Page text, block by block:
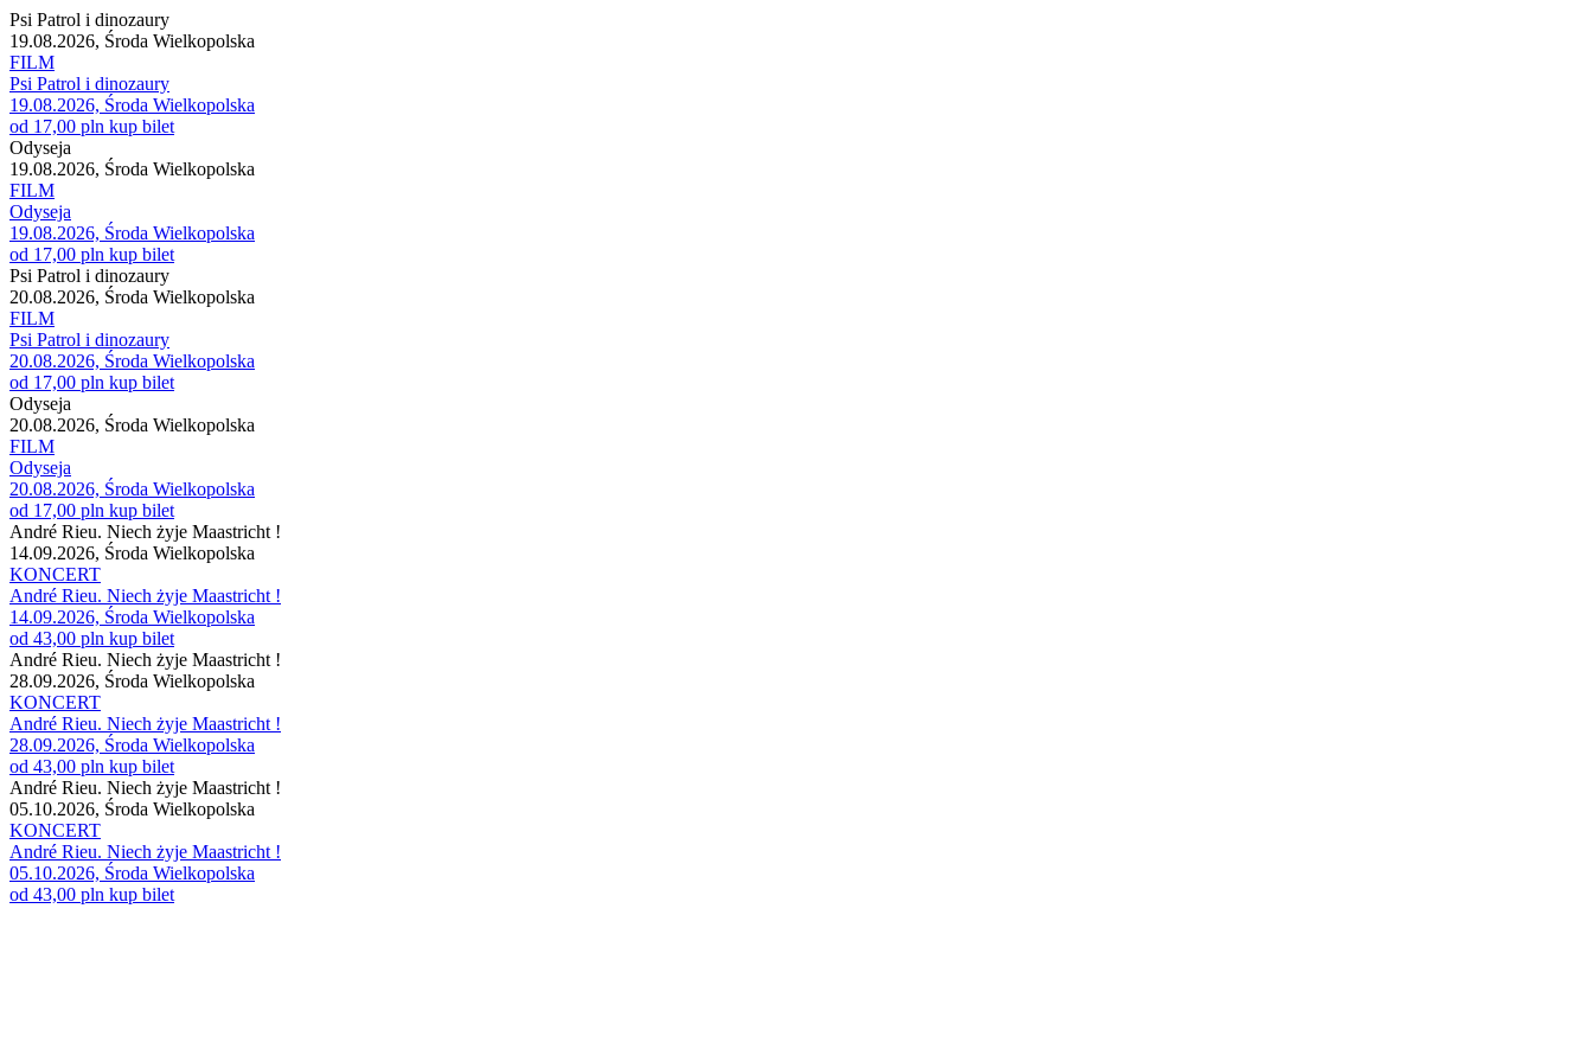
Psi Patrol i dinozaury
19.08.2026, Środa Wielkopolska
FILM
Psi Patrol i dinozaury
19.08.2026, Środa Wielkopolska
od 17,00 pln kup bilet
Odyseja
19.08.2026, Środa Wielkopolska
FILM
Odyseja
19.08.2026, Środa Wielkopolska
od 17,00 pln kup bilet
Psi Patrol i dinozaury
20.08.2026, Środa Wielkopolska
FILM
Psi Patrol i dinozaury
20.08.2026, Środa Wielkopolska
od 17,00 pln kup bilet
Odyseja
20.08.2026, Środa Wielkopolska
FILM
Odyseja
20.08.2026, Środa Wielkopolska
od 17,00 pln kup bilet
André Rieu. Niech żyje Maastricht !
14.09.2026, Środa Wielkopolska
KONCERT
André Rieu. Niech żyje Maastricht !
14.09.2026, Środa Wielkopolska
od 43,00 pln kup bilet
André Rieu. Niech żyje Maastricht !
28.09.2026, Środa Wielkopolska
KONCERT
André Rieu. Niech żyje Maastricht !
28.09.2026, Środa Wielkopolska
od 43,00 pln kup bilet
André Rieu. Niech żyje Maastricht !
05.10.2026, Środa Wielkopolska
KONCERT
André Rieu. Niech żyje Maastricht !
05.10.2026, Środa Wielkopolska
od 43,00 pln kup bilet